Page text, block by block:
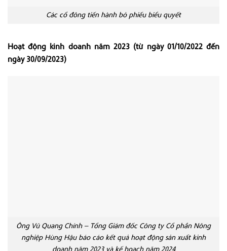
Các cổ đông tiến hành bỏ phiếu biểu quyết
Hoạt động kinh doanh năm 2023 (từ ngày 01/10/2022 đến
ngày 30/09/2023)
Ông Vũ Quang Chính – Tổng Giám đốc Công ty Cổ phần Nông
nghiệp Hùng Hậu báo cáo kết quả hoạt động sản xuất kinh
doanh năm 2023 và kế hoạch năm 2024